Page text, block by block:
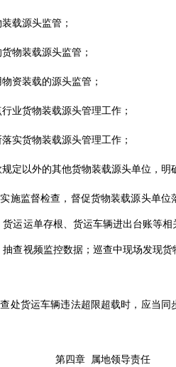
载源头监管；
物装载源头监管；
资装载的源头监管；
业货物装载源头管理工作；
实货物装载源头管理工作；
定以外的其他货物装载源头单位，明
施监督检查，督促货物装载源头单
运运单存根、货运车辆进出台账等
查视频监控数据；巡查中现场发现
处货运车辆违法超限超载时，应当
第四章 属地领导责任